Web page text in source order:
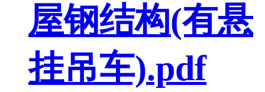
屋钢结构(有悬
挂吊车).pdf